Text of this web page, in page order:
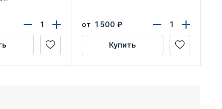
от 1 500 ₽
Купить